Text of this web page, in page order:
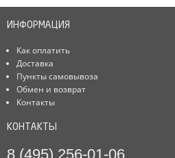
ИНФОРМАЦИЯ
Как оплатить
Доставка
Пункты самовывоза
Обмен и возврат
Контакты
КОНТАКТЫ
8 (495) 256-01-06